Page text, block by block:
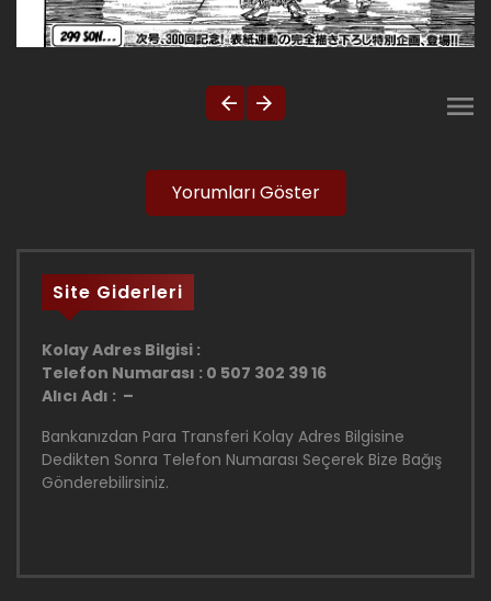
Yorumları Göster
Site Giderleri
Kolay Adres Bilgisi :
Telefon Numarası : 0 507 302 39 16
Alıcı Adı : –
Bankanızdan Para Transferi Kolay Adres Bilgisine
Dedikten Sonra Telefon Numarası Seçerek Bize Bağış
Gönderebilirsiniz.